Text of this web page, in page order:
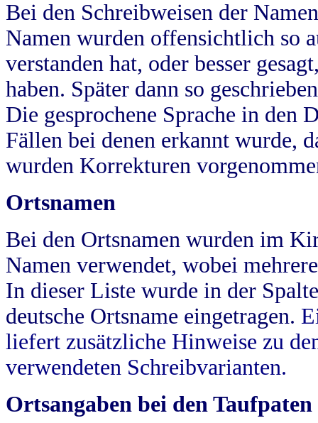
Bei den Schreibweisen der
Namen wurden offensichtlich so
verstanden hat, oder besser
haben. Später dann so
Die gesprochene Sprache in
Fällen bei denen erkannt wurde,
wurden Korrekturen
Ortsnamen
Bei den Ortsnamen wurden im
Namen verwendet, wobei
In dieser Liste wurde in der
deutsche Ortsname eingetragen.
liefert zusätzliche Hinweise zu
verwendeten Schreibvarianten.
Ortsangaben bei den Taufpaten